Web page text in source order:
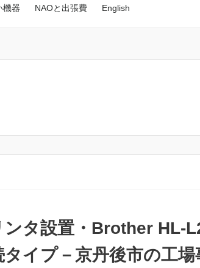
機器 NAOと出張費 English
ンタ設置・Brother HL-
タイプ－京丹後市の工場